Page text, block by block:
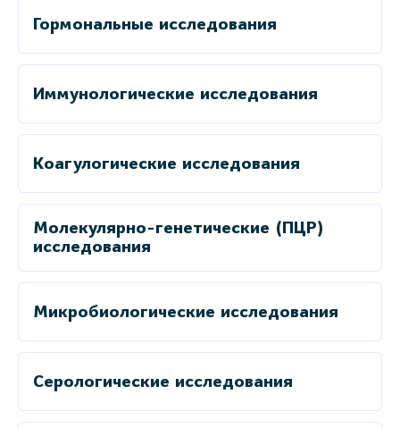
Гормональные исследования
Иммунологические исследования
Коагулогические исследования
Молекулярно-генетические (ПЦР)
исследования
Микробиологические исследования
Серологические исследования